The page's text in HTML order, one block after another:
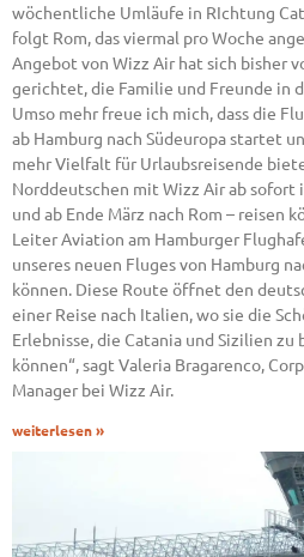
wöchentliche Umläufe in RIchtung
folgt Rom, das viermal pro Woche
Angebot von Wizz Air hat sich bisher
gerichtet, die Familie und Freunde in
Umso mehr freue ich mich, dass die
ab Hamburg nach Südeuropa startet
mehr Vielfalt für Urlaubsreisende
Norddeutschen mit Wizz Air ab sofort
und ab Ende März nach Rom – reisen
Leiter Aviation am Hamburger
unseres neuen Fluges von Hamburg
können. Diese Route öffnet den
einer Reise nach Italien, wo sie die
Erlebnisse, die Catania und Sizilien
können“, sagt Valeria Bragarenco,
Manager bei Wizz Air.
weiterlesen »